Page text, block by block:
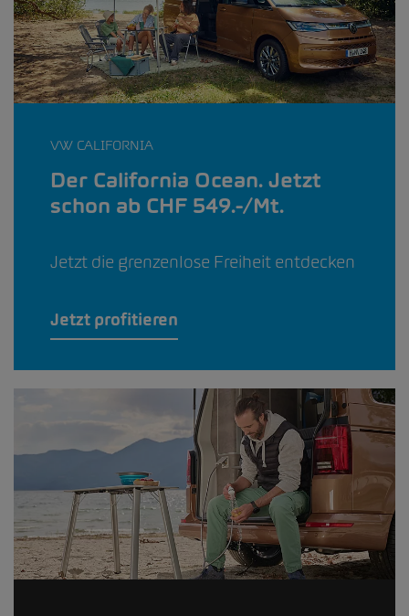
VW CALIFORNIA
Der California Ocean. Jetzt
schon ab CHF 549.-/Mt.
Jetzt die grenzenlose Freiheit entdecken
Jetzt profitieren